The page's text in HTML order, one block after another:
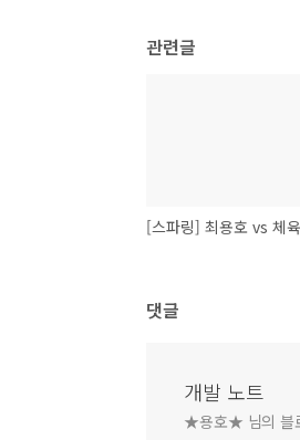
관련글
댓글
개발 노트
★용호★ 님의 블